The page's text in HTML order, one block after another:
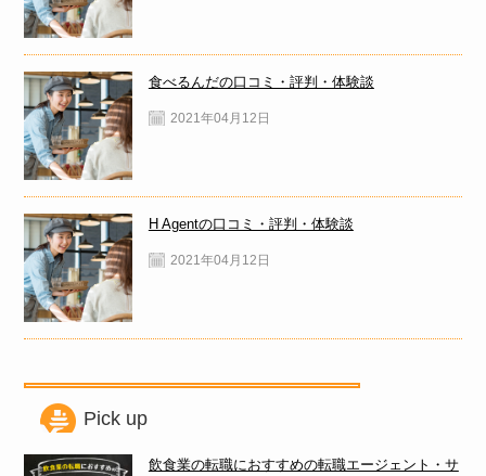
食べるんだの口コミ・評判・体験談
2021年04月12日
H Agentの口コミ・評判・体験談
2021年04月12日
Pick up
飲食業の転職におすすめの転職エージェント・サ